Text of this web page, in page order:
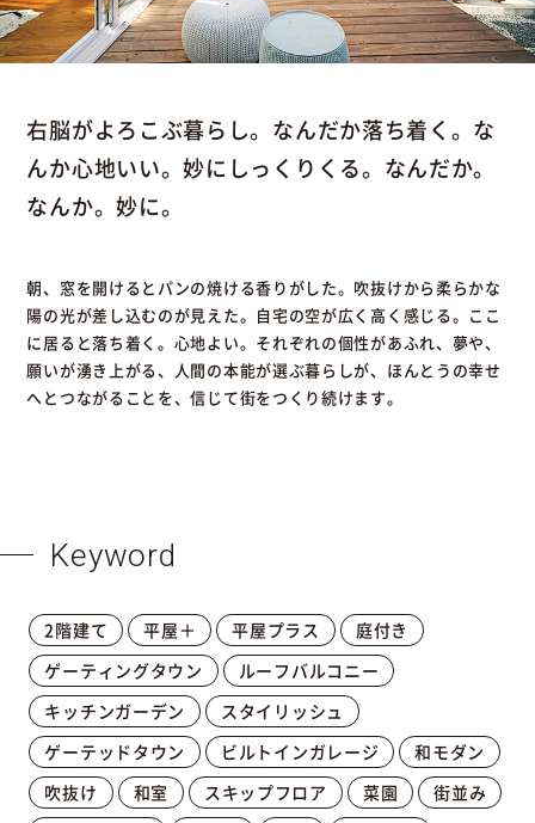
右脳がよろこぶ暮らし。なんだか落ち着く。な
んか心地いい。妙にしっくりくる。なんだか。
なんか。妙に。
朝、窓を開けるとパンの焼ける香りがした。吹抜けから柔らかな
陽の光が差し込むのが見えた。自宅の空が広く高く感じる。ここ
に居ると落ち着く。心地よい。それぞれの個性があふれ、夢や、
願いが湧き上がる、人間の本能が選ぶ暮らしが、ほんとうの幸せ
へとつながることを、信じて街をつくり続けます。
Keyword
2階建て 平屋＋ 平屋プラス
庭付き
ゲーティングタウン
ルーフバルコニー
キッチンガーデン
スタイリッシュ
ゲーテッドタウン
ビルトインガレージ
和モダン
吹抜け
和室 スキップフロア 菜園
街並み